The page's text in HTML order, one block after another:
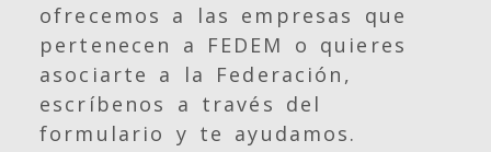
ofrecemos a las empresas que
pertenecen a FEDEM o quieres
asociarte a la Federación,
escríbenos a través del
formulario y te ayudamos.